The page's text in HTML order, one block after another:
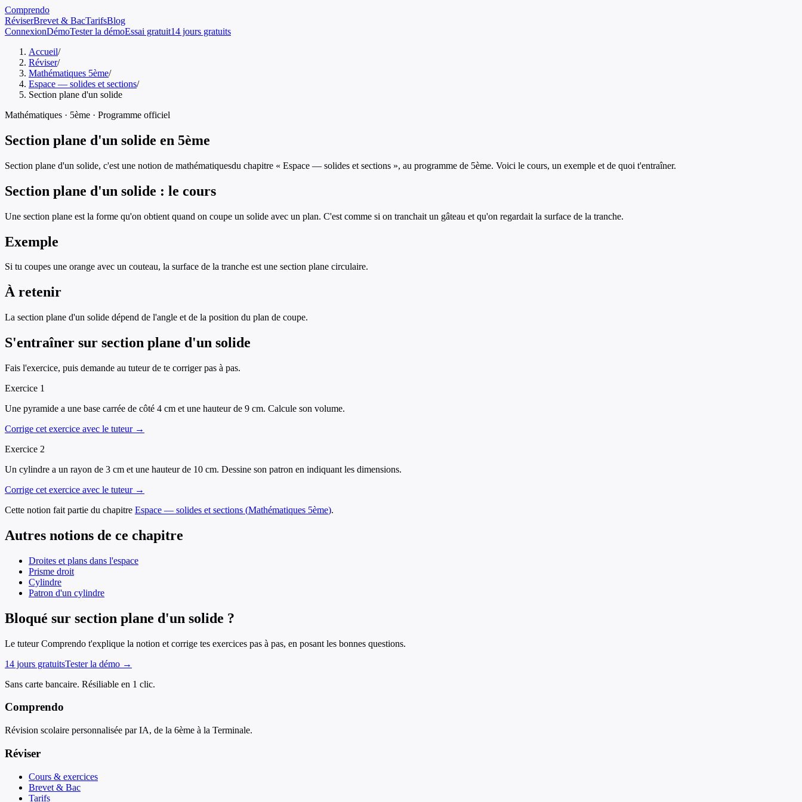
Comprendo
RéviserBrevet & BacTarifsBlog
ConnexionDémoTester la démoEssai gratuit14 jours gratuits
Accueil/
Réviser/
Mathématiques 5ème/
Espace — solides et sections/
Section plane d'un solide
Mathématiques · 5ème · Programme officiel
Section plane d'un solide en 5ème
Section plane d'un solide, c'est une notion de mathématiquesdu chapitre « Espace — solides et sections », au programme de 5ème. Voici le cours, un exemple et de quoi t'entraîner.
Section plane d'un solide : le cours
Une section plane est la forme qu'on obtient quand on coupe un solide avec un plan. C'est comme si on tranchait un gâteau et qu'on regardait la surface de la tranche.
Exemple
Si tu coupes une orange avec un couteau, la surface de la tranche est une section plane circulaire.
À retenir
La section plane d'un solide dépend de l'angle et de la position du plan de coupe.
S'entraîner sur section plane d'un solide
Fais l'exercice, puis demande au tuteur de te corriger pas à pas.
Exercice 1
Une pyramide a une base carrée de côté 4 cm et une hauteur de 9 cm. Calcule son volume.
Corrige cet exercice avec le tuteur →
Exercice 2
Un cylindre a un rayon de 3 cm et une hauteur de 10 cm. Dessine son patron en indiquant les dimensions.
Corrige cet exercice avec le tuteur →
Cette notion fait partie du chapitre Espace — solides et sections (Mathématiques 5ème).
Autres notions de ce chapitre
Droites et plans dans l'espace
Prisme droit
Cylindre
Patron d'un cylindre
Bloqué sur section plane d'un solide ?
Le tuteur Comprendo t'explique la notion et corrige tes exercices pas à pas, en posant les bonnes questions.
14 jours gratuitsTester la démo →
Sans carte bancaire. Résiliable en 1 clic.
Comprendo
Révision scolaire personnalisée par IA, de la 6ème à la Terminale.
Réviser
Cours & exercices
Brevet & Bac
Tarifs